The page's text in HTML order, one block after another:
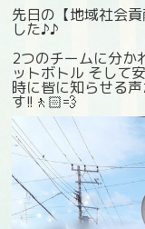
先日の【地域社会
した♪♪
2つのチームに分か
ットボトル そして
時に皆に知らせる
す!!🚶🏻💨